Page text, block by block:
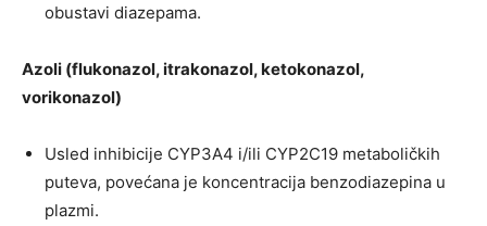
obustavi diazepama.
Azoli (flukonazol, itrakonazol, ketokonazol,
vorikonazol)
Usled inhibicije CYP3A4 i/ili CYP2C19 metaboličkih
puteva, povećana je koncentracija benzodiazepina u
plazmi.